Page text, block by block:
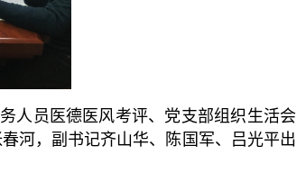
人员医德医风考评、党支部组织生活会
河，副书记齐山华、陈国军、吕光平出